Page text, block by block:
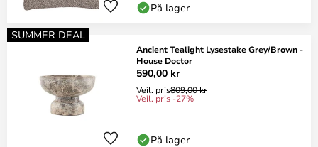
På lager
SUMMER DEAL
Ancient Tealight Lysestake Grey/Brown -
House Doctor
590,00 kr
Veil. pris809,00 kr
Veil. pris -27%
På lager